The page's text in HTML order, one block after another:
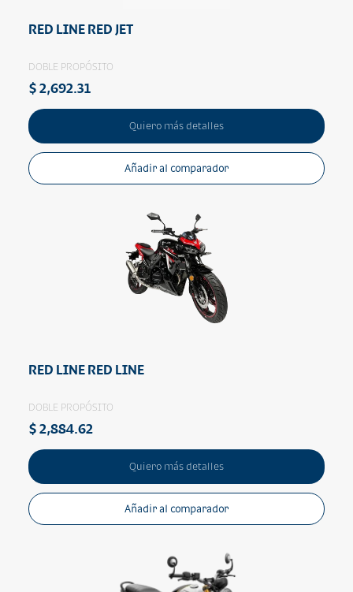
RED LINE RED JET
DOBLE PROPÓSITO
$ 2,692.31
Quiero más detalles
Añadir al comparador
RED LINE RED LINE
DOBLE PROPÓSITO
$ 2,884.62
Quiero más detalles
Añadir al comparador